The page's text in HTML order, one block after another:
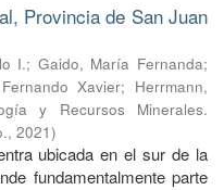
Provincia de San Juan
I.; Gaido, María Fernanda;
Xavier; Herrmann,
y Recursos Minerales.
, 2021)
ubicada en el sur de la
fundamentalmente parte